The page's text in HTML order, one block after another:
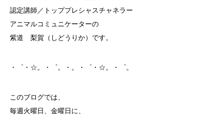
認定講師／トッププレシャスチャネラー
アニマルコミュニケーターの
紫道 梨賀（しどうりか）です。
・゜・☆。・゜。・。・゜・☆。・゜。
このブログでは、
毎週火曜日、金曜日に、